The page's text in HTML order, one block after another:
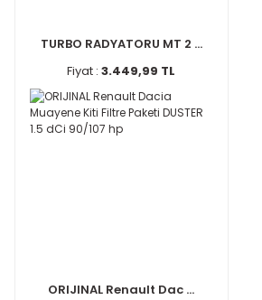
TURBO RADYATORU MT 2 ...
Fiyat :3.449,99 TL
ORIJINAL Renault Dac ...